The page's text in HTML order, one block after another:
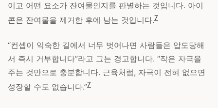
이고 어떤 요소가 잔여물인지를 판별하는 것입니다. 아이
콘은 잔여물을 제거한 후에 남는 것입니다.7
“컨셉이 익숙한 길에서 너무 벗어나면 사람들은 압도당해
서 즉시 거부합니다”라고 그는 경고합니다. “작은 자극을
주는 것만으로 충분합니다. 근육처럼, 자극이 전혀 없으면
성장할 수도 없습니다.”7